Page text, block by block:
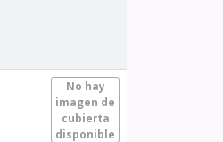
No hay
imagen de
cubierta
disponible